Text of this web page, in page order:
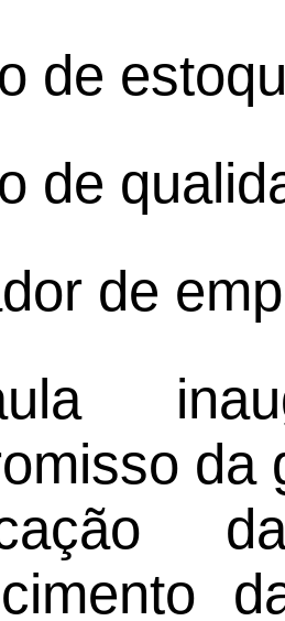
de
de
de
da